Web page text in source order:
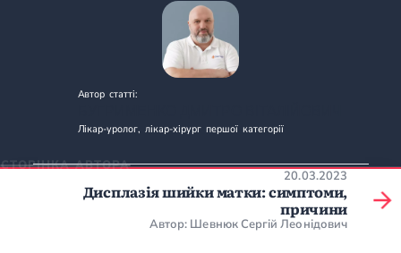
Автор статті:
Лікар-уролог, лікар-хірург першої категорії
СТОРІНКА АВТОРА
20.03.2023
Дисплазія шийки матки: симптоми,
причини
Автор: Шевнюк Сергій Леонідович